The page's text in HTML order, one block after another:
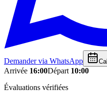
Demander via WhatsApp
Arrivée 16:00Départ 10:00
Évaluations vérifiées